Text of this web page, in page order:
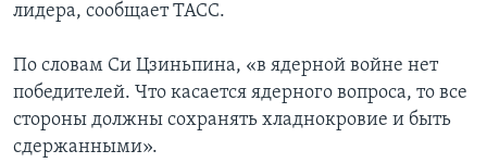
лидера, сообщает ТАСС.
По словам Си Цзиньпина, «в ядерной войне нет
победителей. Что касается ядерного вопроса, то все
стороны должны сохранять хладнокровие и быть
сдержанными».